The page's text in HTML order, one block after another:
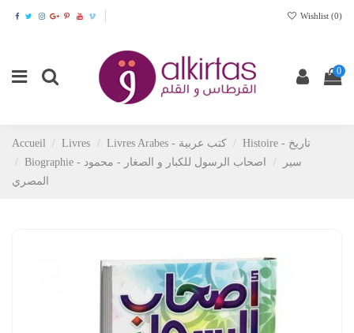
Wishlist (0)
0
Accueil Livres Livres Arabes - كتب عربية
Histoire - تاريخ
Biographie - سير
اصحاب الرسول للكبار و الصغار - محمود
المصري